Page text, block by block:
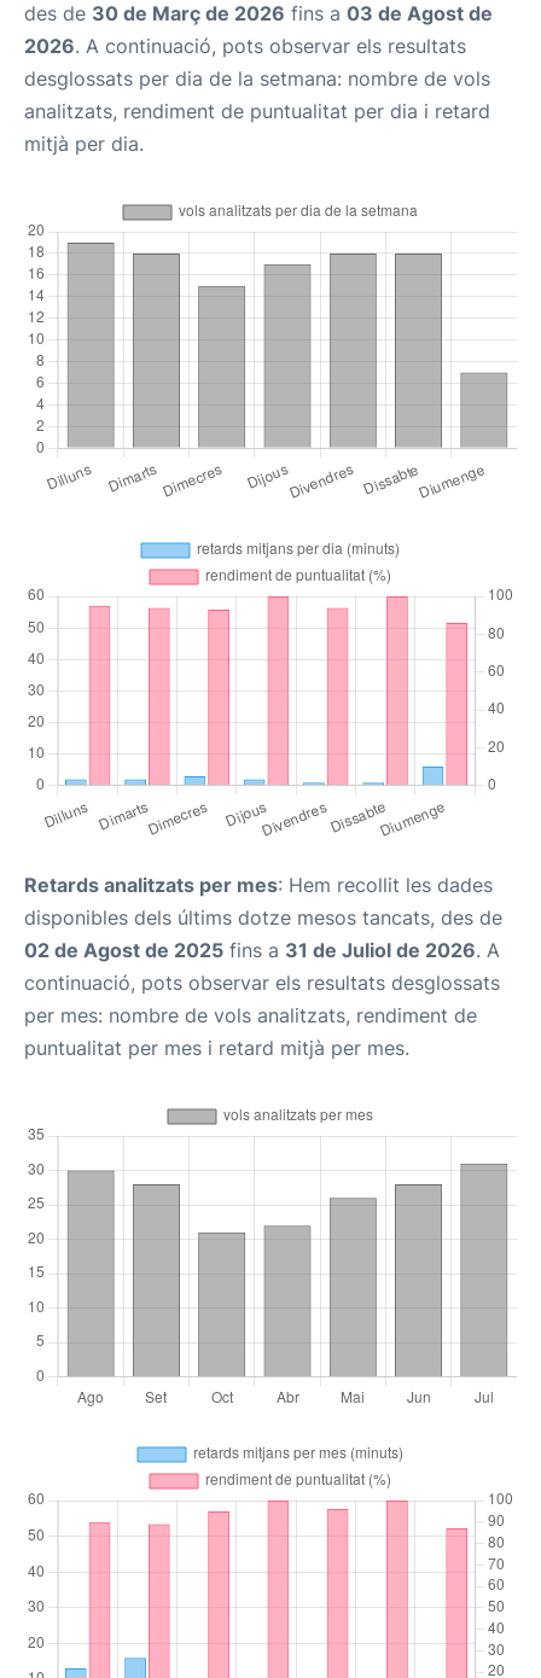
des de 30 de Març de 2026 fins a 03 de Agost de
2026. A continuació, pots observar els resultats
desglossats per dia de la setmana: nombre de vols
analitzats, rendiment de puntualitat per dia i retard
mitjà per dia.
Retards analitzats per mes: Hem recollit les dades
disponibles dels últims dotze mesos tancats, des de
02 de Agost de 2025 fins a 31 de Juliol de 2026. A
continuació, pots observar els resultats desglossats
per mes: nombre de vols analitzats, rendiment de
puntualitat per mes i retard mitjà per mes.